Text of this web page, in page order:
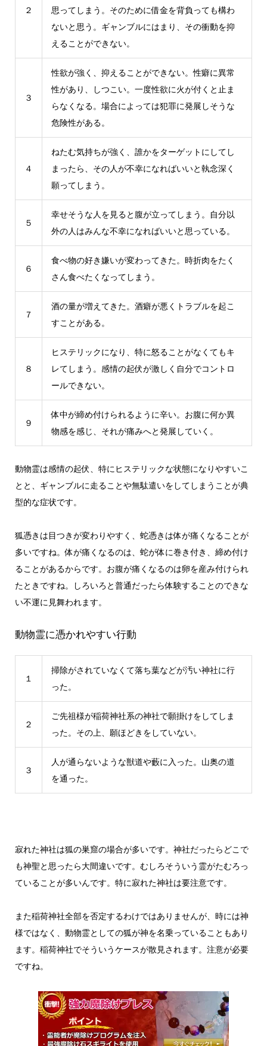
２
思ってしまう。そのために借金を背負っても構わ
ないと思う。ギャンブルにはまり、その衝動を抑
えることができない。
３
性欲が強く、抑えることができない。性癖に異常
性があり、しつこい。一度性欲に火が付くと止ま
らなくなる。場合によっては犯罪に発展しそうな
危険性がある。
４
ねたむ気持ちが強く、誰かをターゲットにしてし
まったら、その人が不幸になればいいと執念深く
願ってしまう。
５
幸せそうな人を見ると腹が立ってしまう。自分以
外の人はみんな不幸になればいいと思っている。
６
食べ物の好き嫌いが変わってきた。時折肉をたく
さん食べたくなってしまう。
７
酒の量が増えてきた。酒癖が悪くトラブルを起こ
すことがある。
８
ヒステリックになり、特に怒ることがなくてもキ
レてしまう。感情の起伏が激しく自分でコントロ
ールできない。
９
体中が締め付けられるように辛い。お腹に何か異
物感を感じ、それが痛みへと発展していく。
動物霊は感情の起伏、特にヒステリックな状態になりやすいこ
とと、ギャンブルに走ることや無駄遣いをしてしまうことが典
型的な症状です。
狐憑きは目つきが変わりやすく、蛇憑きは体が痛くなることが
多いですね。体が痛くなるのは、蛇が体に巻き付き、締め付け
ることがあるからです。お腹が痛くなるのは卵を産み付けられ
たときですね。しろいろと普通だったら体験することのできな
い不運に見舞われます。
動物霊に憑かれやすい行動
１
掃除がされていなくて落ち葉などが汚い神社に行
った。
２
ご先祖様が稲荷神社系の神社で願掛けをしてしま
った。その上、願ほどきをしていない。
３
人が通らないような獣道や藪に入った。山奥の道
を通った。
寂れた神社は狐の巣窟の場合が多いです。神社だったらどこで
も神聖と思ったら大間違いです。むしろそういう霊がたむろっ
ていることが多いんです。特に寂れた神社は要注意です。
また稲荷神社全部を否定するわけではありませんが、時には神
様ではなく、動物霊としての狐が神を名乗っていることもあり
ます。稲荷神社でそういうケースが散見されます。注意が必要
ですね。